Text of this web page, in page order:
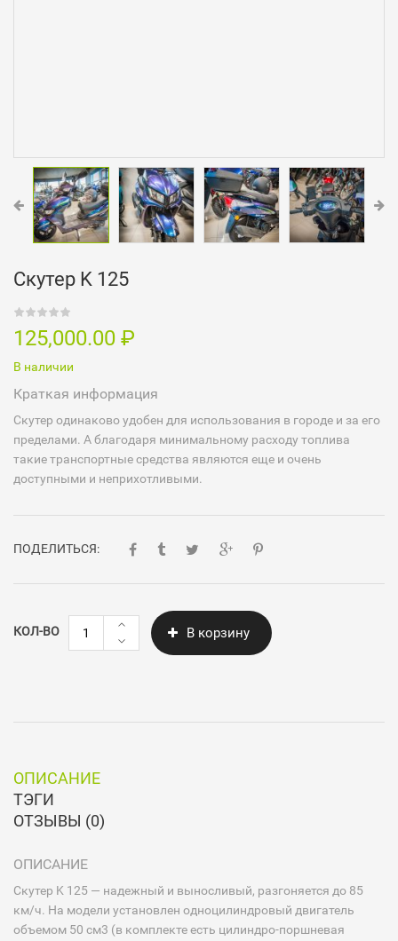
Скутер K 125
125,000.00 ₽
В наличии
Краткая информация
Скутер одинаково удобен для использования в городе и за его
пределами. А благодаря минимальному расходу топлива
такие транспортные средства являются еще и очень
доступными и неприхотливыми.
ПОДЕЛИТЬСЯ:
КОЛ-ВО
Количество
Скутер
K
В корзину
ОПИСАНИЕ
ТЭГИ
ОТЗЫВЫ (0)
ОПИСАНИЕ
Скутер K 125 — надежный и выносливый, разгоняется до 85
км/ч. На модели установлен одноцилиндровый двигатель
объемом 50 см3 (в комплекте есть цилиндро-поршневая